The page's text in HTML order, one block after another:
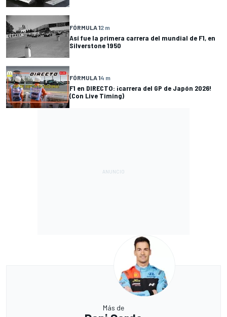
FÓRMULA 12 m
Así fue la primera carrera del mundial de F1, en
Silverstone 1950
FÓRMULA 14 m
F1 en DIRECTO: ¡carrera del GP de Japón 2026!
(Con Live Timing)
Más de